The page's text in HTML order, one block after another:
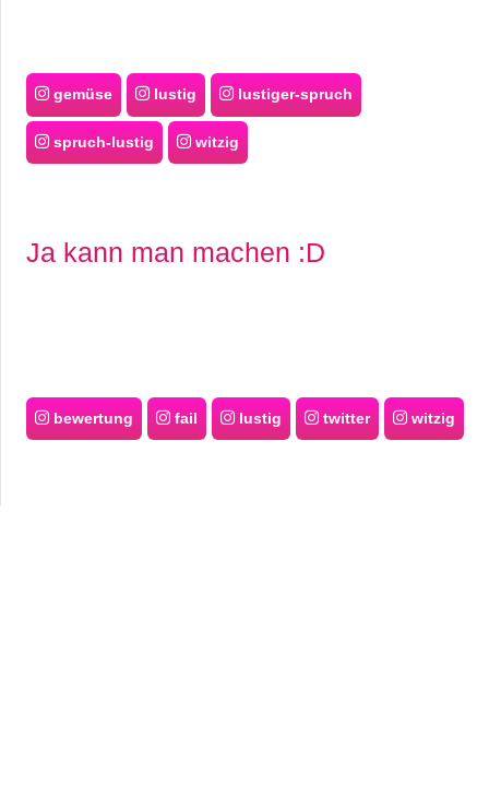
gemüse lustig lustiger-spruch
spruch-lustig witzig
Ja kann man machen :D
bewertung fail lustig twitter witzig